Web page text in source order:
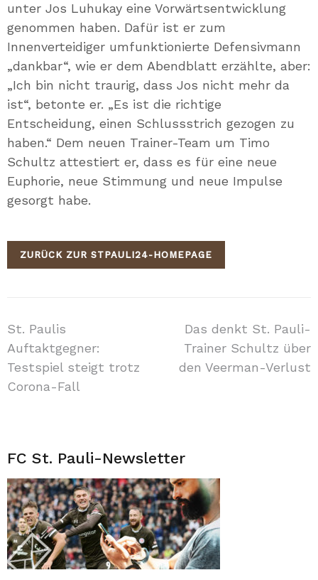
unter Jos Luhukay eine Vorwärtsentwicklung
genommen haben. Dafür ist er zum
Innenverteidiger umfunktionierte Defensivmann
„dankbar“, wie er dem Abendblatt erzählte, aber:
„Ich bin nicht traurig, dass Jos nicht mehr da
ist“, betonte er. „Es ist die richtige
Entscheidung, einen Schlussstrich gezogen zu
haben.“ Dem neuen Trainer-Team um Timo
Schultz attestiert er, dass es für eine neue
Euphorie, neue Stimmung und neue Impulse
gesorgt habe.
ZURÜCK ZUR STPAULI24-HOMEPAGE
Beitragsnavigation
St. Paulis
Auftaktgegner:
Testspiel steigt trotz
Corona-Fall
Das denkt St. Pauli-
Trainer Schultz über
den Veerman-Verlust
FC St. Pauli-Newsletter